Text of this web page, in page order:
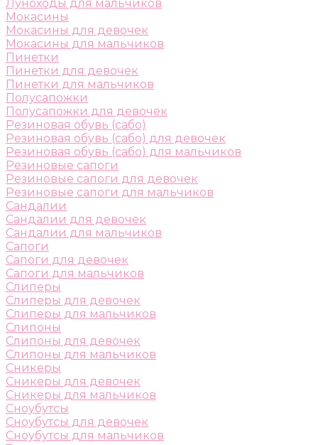
Луноходы для мальчиков
Мокасины
Мокасины для девочек
Мокасины для мальчиков
Пинетки
Пинетки для девочек
Пинетки для мальчиков
Полусапожки
Полусапожки для девочек
Резиновая обувь (сабо)
Резиновая обувь (сабо) для девочек
Резиновая обувь (сабо) для мальчиков
Резиновые сапоги
Резиновые сапоги для девочек
Резиновые сапоги для мальчиков
Сандалии
Сандалии для девочек
Сандалии для мальчиков
Сапоги
Сапоги для девочек
Сапоги для мальчиков
Слиперы
Слиперы для девочек
Слиперы для мальчиков
Слипоны
Слипоны для девочек
Слипоны для мальчиков
Сникеры
Сникеры для девочек
Сникеры для мальчиков
Сноубутсы
Сноубутсы для девочек
Сноубутсы для мальчиков